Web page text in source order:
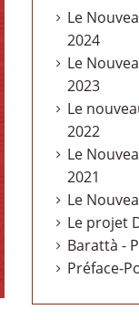
Le
2024
Le
2023
Le
2022
Le
2021
Le
Le projet
Barattà -
Préface-